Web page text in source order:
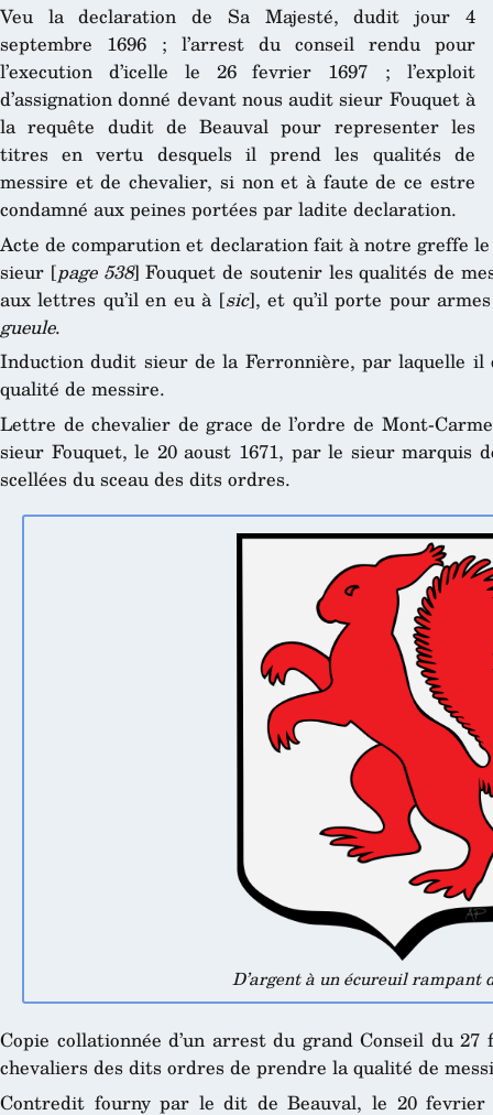
Veu la declaration de Sa Majesté, dudit jour 4
septembre 1696 ; l’arrest du conseil rendu pour
l’execution d’icelle le 26 fevrier 1697 ; l’exploit
d’assignation donné devant nous audit sieur Fouquet à
la requête dudit de Beauval pour representer les
titres en vertu desquels il prend les qualités de
messire et de chevalier, si non et à faute de ce estre
condamné aux peines portées par ladite declaration.
Acte de comparution et declaration fait à notre greffe
sieur [page 538] Fouquet de soutenir les qualités de
aux lettres qu’il en eu à [sic], et qu’il porte pour
gueule.
Induction dudit sieur de la Ferronnière, par laquelle
qualité de messire.
Lettre de chevalier de grace de l’ordre de Mont-
sieur Fouquet, le 20 aoust 1671, par le sieur marquis
scellées du sceau des dits ordres.
D’argent à un écureuil rampant
Copie collationnée d’un arrest du grand Conseil du
chevaliers des dits ordres de prendre la qualité de
Contredit fourny par le dit de Beauval, le 20